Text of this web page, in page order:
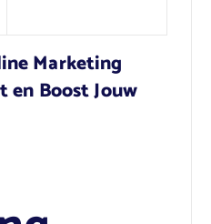
Marketing
en Boost Jouw